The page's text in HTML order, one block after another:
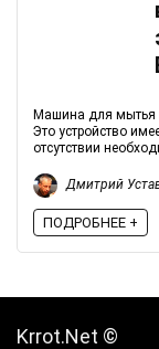
Машина для мытья
Это устройство
отсутствии
Дмитрий
ПОДРОБНЕЕ +
Krrot.Net ©